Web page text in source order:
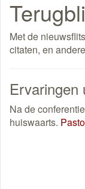
Met de
citaten, en
Ervaringen
Na de
huiswaarts.